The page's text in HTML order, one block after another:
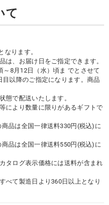
て
なります。
は、お届け日をご指定できます。
8月12日（水）頃ま でとさせて
以降のご指定になります。商品
態で配送いたします。
により数量に限りがあるギフトで
品は全国一律送料330円(税込)に
品は全国一律送料550円(税込)に
タログ表示価格には送料が含まれ
べて製造日より360日以上となり